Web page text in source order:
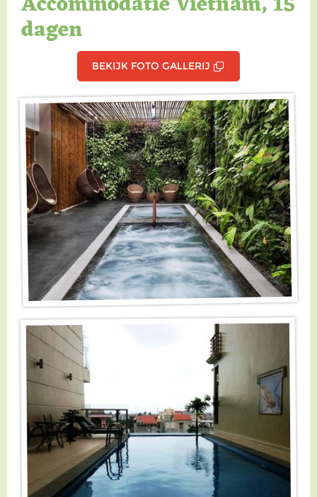
dagen
BEKIJK FOTO GALLERIJ